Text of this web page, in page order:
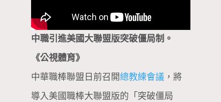
中職引進美國大聯盟版突破僵局制。
《公視體育》
中華職棒聯盟日前召開總教練會議，將
導入美國職棒大聯盟版的「突破僵局